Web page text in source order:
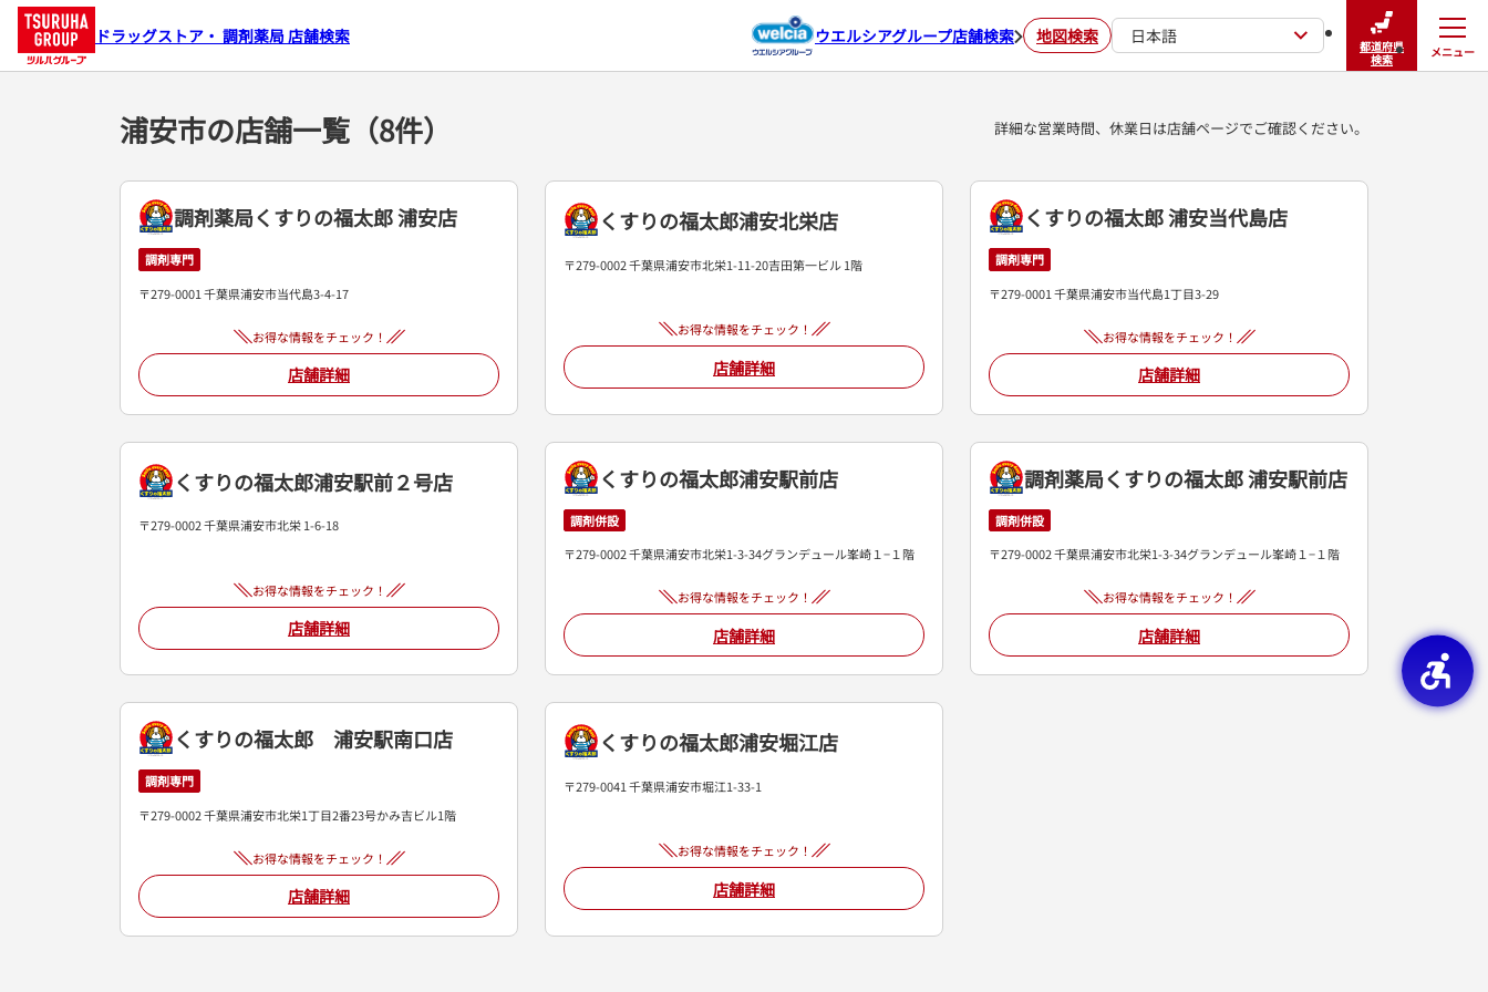
ドラッグストア・ 調剤薬局 店舗検索 ウエルシアグループ店舗検索 地図検索 日本語
都道府県
検索
メニュー
閉じる
浦安市の店舗一覧（8件） 詳細な営業時間、休業日は店舗ページでご確認ください。
調剤薬局くすりの福太郎 浦安店
調剤専門
〒279-0001 千葉県浦安市当代島3-4-17
お得な情報をチェック！
店舗詳細
くすりの福太郎浦安北栄店
〒279-0002 千葉県浦安市北栄1-11-20吉田第一ビル 1階
お得な情報をチェック！
店舗詳細
くすりの福太郎 浦安当代島店
調剤専門
〒279-0001 千葉県浦安市当代島1丁目3-29
お得な情報をチェック！
店舗詳細
くすりの福太郎浦安駅前２号店
〒279-0002 千葉県浦安市北栄 1-6-18
お得な情報をチェック！
店舗詳細
くすりの福太郎浦安駅前店
調剤併設
〒279-0002 千葉県浦安市北栄1-3-34グランデュール峯崎１−１階
お得な情報をチェック！
店舗詳細
調剤薬局くすりの福太郎 浦安駅前店
調剤併設
〒279-0002 千葉県浦安市北栄1-3-34グランデュール峯崎１−１階
お得な情報をチェック！
店舗詳細
くすりの福太郎 浦安駅南口店
調剤専門
〒279-0002 千葉県浦安市北栄1丁目2番23号かみ吉ビル1階
お得な情報をチェック！
店舗詳細
くすりの福太郎浦安堀江店
〒279-0041 千葉県浦安市堀江1-33-1
お得な情報をチェック！
店舗詳細